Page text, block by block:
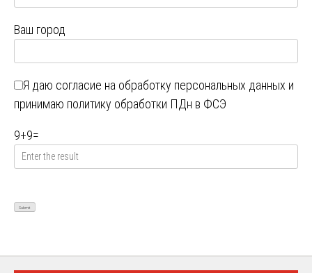
Ваш город
Я даю согласие на обработку персональных данных и
принимаю политику обработки ПДн в ФСЭ
9+9=